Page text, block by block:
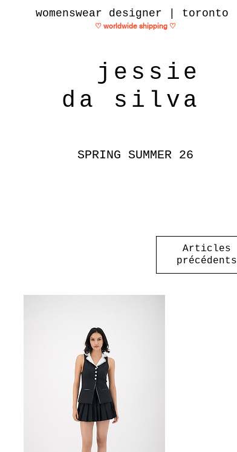
womenswear designer | toronto
♡ worldwide shipping ♡
jessie
da silva
SPRING SUMMER 26
Articles
précédents